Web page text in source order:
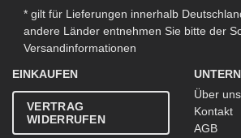
* gilt für Lieferungen innerhalb
andere Länder entnehmen Sie bitte der
Versandinformationen
EINKAUFEN
VERTRAG
WIDERRUFEN
Über uns
Kontakt
AGB